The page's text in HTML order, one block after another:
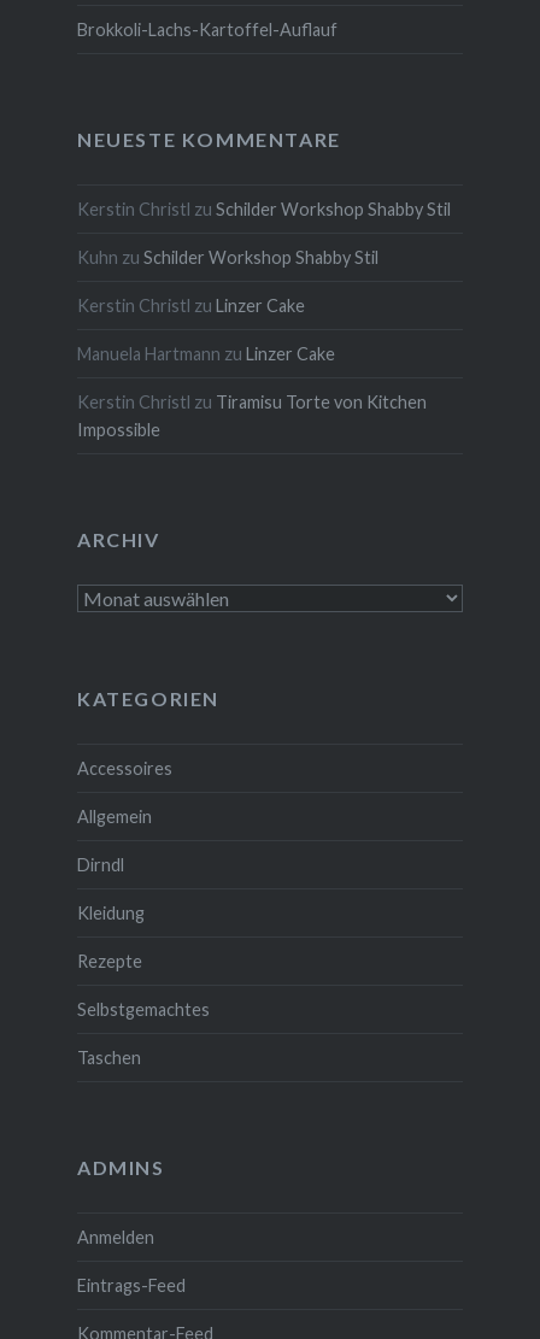
Brokkoli-Lachs-Kartoffel-Auflauf
NEUESTE KOMMENTARE
Kerstin Christl zu Schilder Workshop Shabby Stil
Kuhn zu Schilder Workshop Shabby Stil
Kerstin Christl zu Linzer Cake
Manuela Hartmann zu Linzer Cake
Kerstin Christl zu Tiramisu Torte von Kitchen
Impossible
ARCHIV
Archiv
KATEGORIEN
Accessoires
Allgemein
Dirndl
Kleidung
Rezepte
Selbstgemachtes
Taschen
ADMINS
Anmelden
Eintrags-Feed
Kommentar-Feed